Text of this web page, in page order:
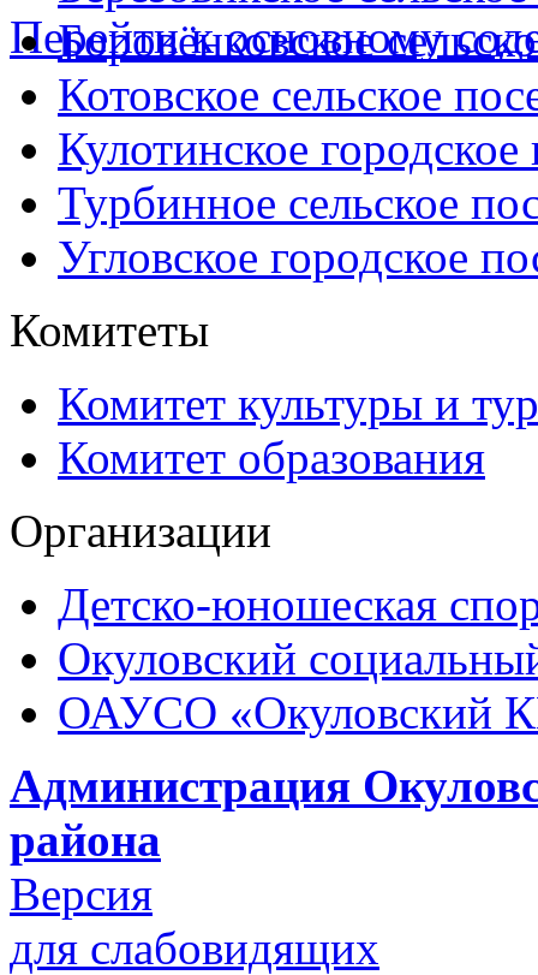
Перейти к основному
Боровёнковское
Котовское сельское
Кулотинское городское
Турбинное сельское
Угловское городское
Комитеты
Комитет культуры и
Комитет образования
Организации
Детско-юношеская
Окуловский
ОАУСО «Окуловский
Администрация
района
Версия
для слабовидящих